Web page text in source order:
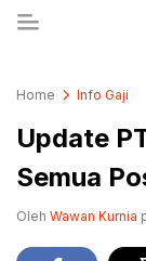
Home Info Gaji
Update
Semua
Oleh Wawan Kurnia